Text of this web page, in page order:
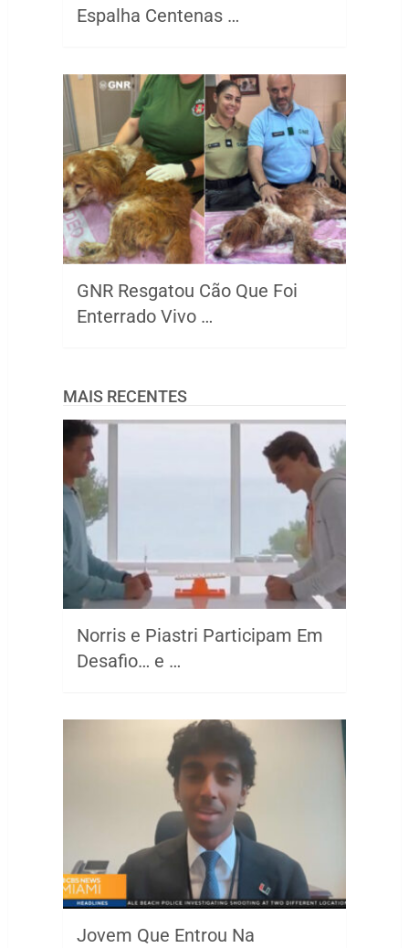
Espalha Centenas …
GNR Resgatou Cão Que Foi
Enterrado Vivo …
MAIS RECENTES
Norris e Piastri Participam Em
Desafio… e …
Jovem Que Entrou Na